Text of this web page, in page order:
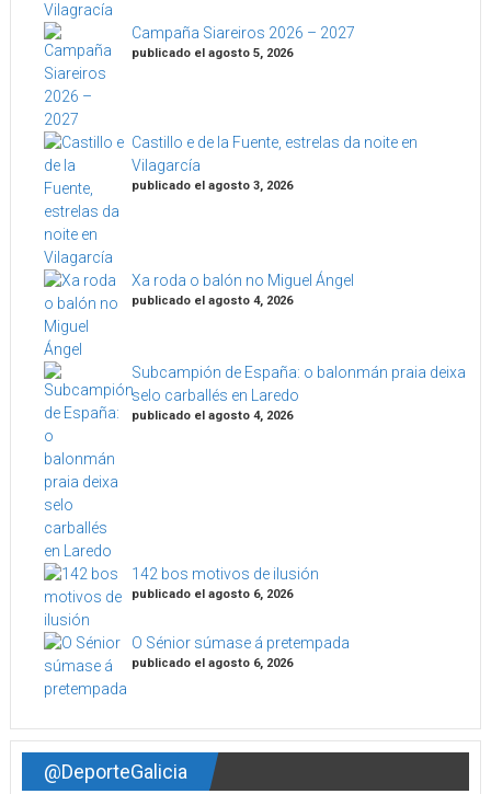
Campaña Siareiros 2026 – 2027
publicado el agosto 5, 2026
Castillo e de la Fuente, estrelas da noite en
Vilagarcía
publicado el agosto 3, 2026
Xa roda o balón no Miguel Ángel
publicado el agosto 4, 2026
Subcampión de España: o balonmán praia deixa
selo carballés en Laredo
publicado el agosto 4, 2026
142 bos motivos de ilusión
publicado el agosto 6, 2026
O Sénior súmase á pretempada
publicado el agosto 6, 2026
@DeporteGalicia